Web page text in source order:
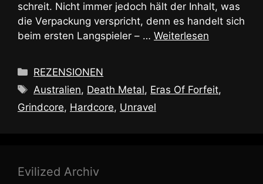
schreit. Nicht immer jedoch hält der Inhalt, was
die Verpackung verspricht, denn es handelt sich
beim ersten Langspieler – … Weiterlesen
Kategorien
REZENSIONEN
Schlagwörter
Australien, Death Metal, Eras Of Forfeit,
Grindcore, Hardcore, Unravel
Evilized Archiv